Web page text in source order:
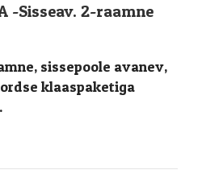
-Sisseav. 2-raamne
sissepoole avanev,
klaaspaketiga